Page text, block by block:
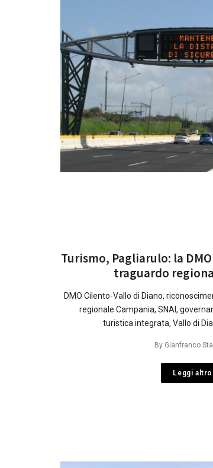
Turismo, Pagliarulo: la
traguardo
DMO Cilento-Vallo di Diano,
regionale Campania, SNAI,
turistica integrata, Vallo di
By Gianfranco
Leggi altro